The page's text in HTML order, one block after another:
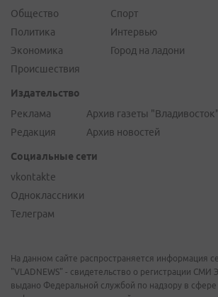
Общество
Политика
Экономика
Происшествия
Спорт
Интервью
Город на ладони
Издательство
Реклама
Редакция
Архив газеты "Владивосток"
Архив новостей
Социальные сети
vkontakte
Одноклассники
Телеграм
На данном сайте распространяется информация
"VLADNEWS" - свидетельство о регистрации
выдано Федеральной службой по надзору в сфере